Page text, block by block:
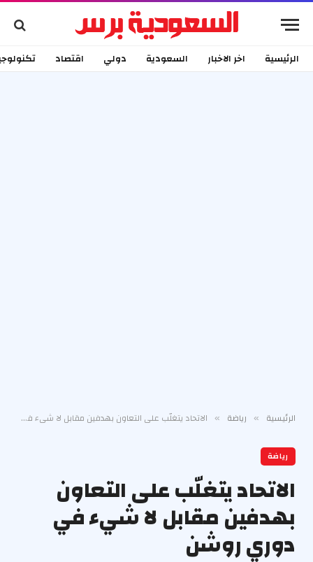
الرئيسية اخر الاخبار السعودية دولي اقتصاد
الرئيسية » رياضة » الاتحاد يتغلّب على التعاون بهدفين مقابل لا شيء في دوري روشن
رياضة
الاتحاد يتغلّب على التعاون
بهدفين مقابل لا شيء في
دوري روشن